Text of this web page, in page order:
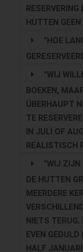
HUTTEN
"HOE
"WIJ
BOEKEN,
ÜBERHAUPT
TE
IN JULI OF
REALISTISCH
"WIJ ZIJN
DE HUTTEN
MEERDERE
NIETS TERUG.
EVEN
HALF JANUARI]